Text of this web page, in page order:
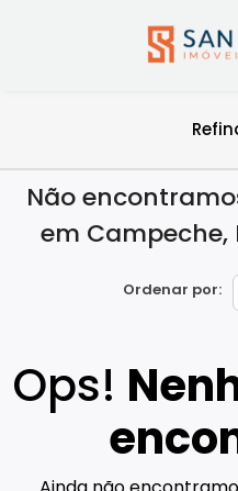
Não
em Campeche,
Ordenar por:
Ops!